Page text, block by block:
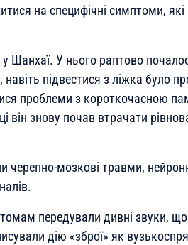
на специфічні симптоми,
Шанхаї. У нього раптово
підвестися з ліжка було
проблеми з короткочасною
він знову почав втрачати
мозкові травми,
передували дивні звуки, що
дію «зброї» як